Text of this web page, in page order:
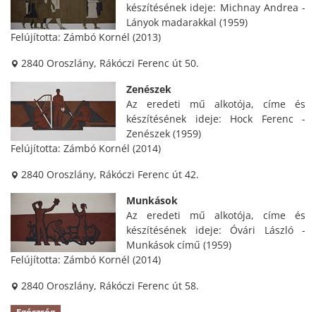
készítésének ideje: Michnay Andrea -
Lányok madarakkal (1959)
Felújította: Zámbó Kornél (2013)
2840 Oroszlány, Rákóczi Ferenc út 50.
Zenészek
Az eredeti mű alkotója, címe és
készítésének ideje: Hock Ferenc -
Zenészek (1959)
Felújította: Zámbó Kornél (2014)
2840 Oroszlány, Rákóczi Ferenc út 42.
Munkások
Az eredeti mű alkotója, címe és
készítésének ideje: Óvári László -
Munkások című (1959)
Felújította: Zámbó Kornél (2014)
2840 Oroszlány, Rákóczi Ferenc út 58.